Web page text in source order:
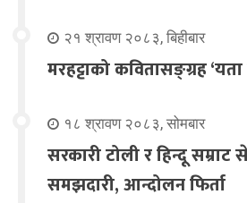
२१ श्रावण २०८३, बिहीबार
मरहट्टाको कवितासङ्ग्रह
१८ श्रावण २०८३, सोमबार
सरकारी टोली र हिन्दू
समझदारी, आन्दोलन फिर्ता